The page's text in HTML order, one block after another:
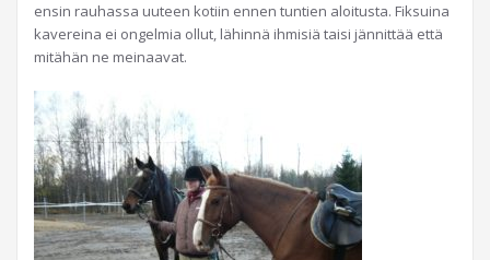
ensin rauhassa uuteen kotiin ennen tuntien aloitusta. Fiksuina
kavereina ei ongelmia ollut, lähinnä ihmisiä taisi jännittää että
mitähän ne meinaavat.